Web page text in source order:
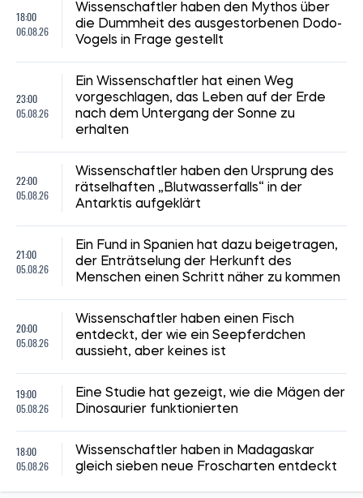
18:00
06.08.26
Wissenschaftler haben den Mythos über
die Dummheit des ausgestorbenen Dodo-
Vogels in Frage gestellt
23:00
05.08.26
Ein Wissenschaftler hat einen Weg
vorgeschlagen, das Leben auf der Erde
nach dem Untergang der Sonne zu
erhalten
22:00
05.08.26
Wissenschaftler haben den Ursprung des
rätselhaften „Blutwasserfalls“ in der
Antarktis aufgeklärt
21:00
05.08.26
Ein Fund in Spanien hat dazu beigetragen,
der Enträtselung der Herkunft des
Menschen einen Schritt näher zu kommen
20:00
05.08.26
Wissenschaftler haben einen Fisch
entdeckt, der wie ein Seepferdchen
aussieht, aber keines ist
19:00
05.08.26
Eine Studie hat gezeigt, wie die Mägen der
Dinosaurier funktionierten
18:00
05.08.26
Wissenschaftler haben in Madagaskar
gleich sieben neue Froscharten entdeckt